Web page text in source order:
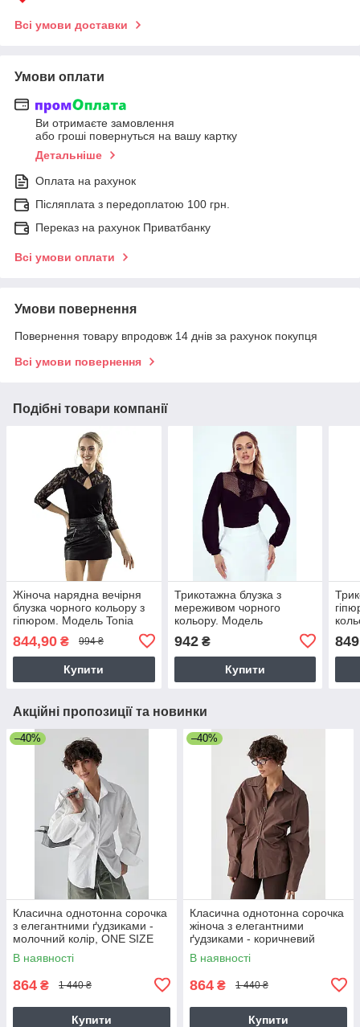
Всі умови доставки
Умови оплати
Ви отримаєте замовлення
або гроші повернуться на вашу картку
Детальніше
Оплата на рахунок
Післяплата з передоплатою 100 грн.
Переказ на рахунок Приватбанку
Всі умови оплати
Умови повернення
Повернення товару впродовж 14 днів за рахунок покупця
Всі умови повернення
Подібні товари компанії
Жіноча нарядна вечірня
блузка чорного кольору з
гіпюром. Модель Tonia
844,90 ₴ 994 ₴
Купити
Трикотажна блузка з
мереживом чорного
кольору. Модель
942₴
Купити
849
Акційні пропозиції та новинки
–40%
Класична однотонна сорочка
з елегантними ґудзиками -
молочний колір, ONE SIZE
В наявності
864 ₴ 1 440 ₴
Купити
–40%
Класична однотонна сорочка
жіноча з елегантними
ґудзиками - коричневий
колір, ONE SIZE
В наявності
864 ₴ 1 440 ₴
Купити